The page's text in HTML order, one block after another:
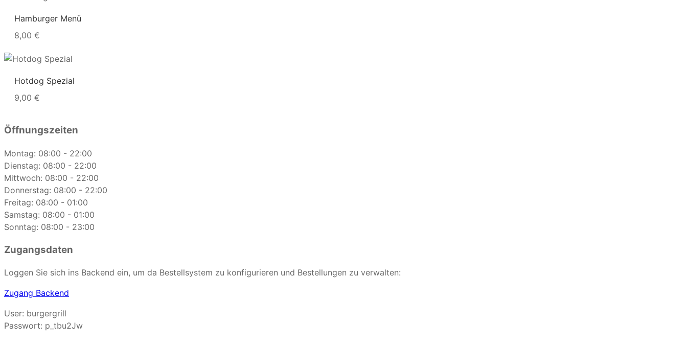
Hamburger Menü
8,00 €
Hotdog Spezial
9,00 €
Öffnungszeiten
Montag: 08:00 - 22:00
Dienstag: 08:00 - 22:00
Mittwoch: 08:00 - 22:00
Donnerstag: 08:00 - 22:00
Freitag: 08:00 - 01:00
Samstag: 08:00 - 01:00
Sonntag: 08:00 - 23:00
Zugangsdaten
Loggen Sie sich ins Backend ein, um da Bestellsystem zu konfigurieren und Bestellungen zu verwalten:
Zugang Backend
User: burgergrill
Passwort: p_tbu2Jw